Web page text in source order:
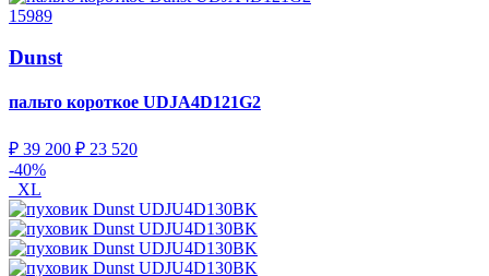
15989
Dunst
пальто короткое UDJA4D121G2
₽ 39 200 ₽ 23 520
-40%
XL